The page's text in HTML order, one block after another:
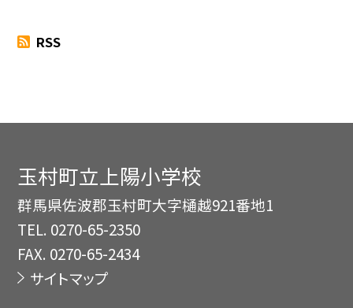
RSS
玉村町立上陽小学校
群馬県佐波郡玉村町大字樋越921番地1
TEL. 0270-65-2350
FAX. 0270-65-2434
サイトマップ